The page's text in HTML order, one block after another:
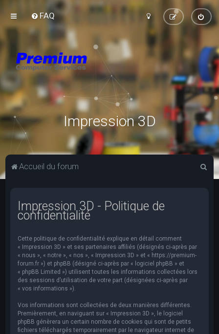
FAQ
Impression 3D
Accueil du forum
Impression 3D - Politique de
confidentialité
Cette politique de confidentialité explique en détail comment
« Impression 3D » et ses partenaires affiliés (désignés ci-après par
« nous », « notre », « nos », « Impression 3D » et « https://premium-
forum.fr ») et phpBB (désigné ci-après par « logiciel phpBB » et
« phpBB Limited ») utilisent toutes les informations collectées lors
des sessions d’utilisation de votre part (désignées ci-après par
« vos informations »).
Vos informations sont collectées de deux manières différentes.
Premièrement, en naviguant sur « Impression 3D », le logiciel
phpBB génèrera un certain nombre de cookies qui sont de petits
fichiers téléchargés temporairement par le navigateur internet de